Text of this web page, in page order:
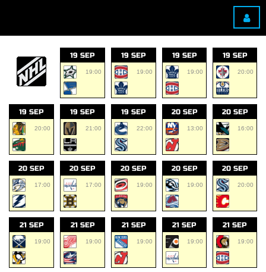
19 SEP
19:00
19 SEP
19:00
19 SEP
19:00
19 SEP
20:00
19 SEP
20:00
19 SEP
21:00
19 SEP
22:00
20 SEP
13:00
20 SEP
16:00
20 SEP
17:00
20 SEP
17:00
20 SEP
19:00
20 SEP
19:00
20 SEP
20:00
21 SEP
19:00
21 SEP
19:00
21 SEP
19:00
21 SEP
19:00
21 SEP
19:00